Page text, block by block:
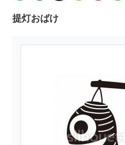
提灯おばけ